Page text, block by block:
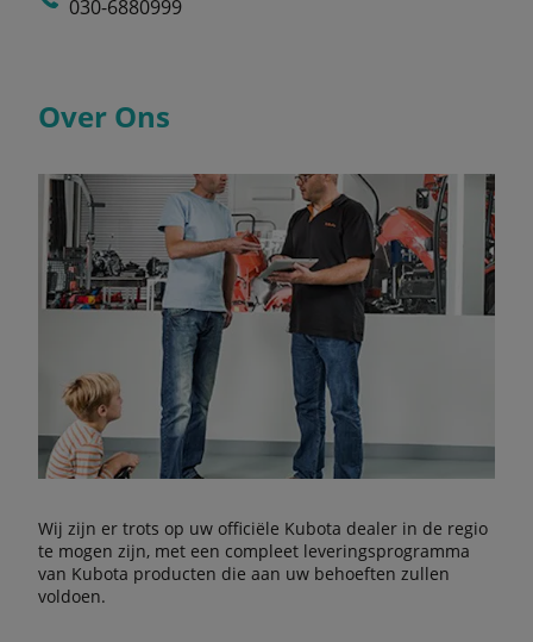
030-6880999
Over Ons
Wij zijn er trots op uw officiële Kubota dealer in de regio
te mogen zijn, met een compleet leveringsprogramma
van Kubota producten die aan uw behoeften zullen
voldoen.